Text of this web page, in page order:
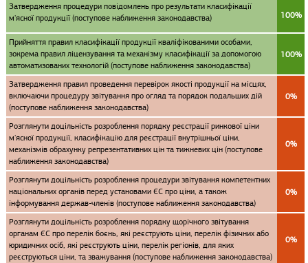
Затвердження процедури повідомлень про результати класифікації
м'ясної продукції (поступове наближення законодавства)
100%
Прийняття правил класифікації продукції кваліфікованими особами,
зокрема правил ліцензування та механізму класифікації за допомогою
автоматизованих технологій (поступове наближення законодавства)
100%
Затвердження правил проведення перевірок якості продукції на місцях,
включаючи процедуру звітування про огляд та порядок подальших дій
(поступове наближення законодавства)
0%
Розглянути доцільність розроблення порядку реєстрації ринкової ціни
м'ясної продукції, класифікацію для реєстрації внутрішньої ціни,
механізмів обрахунку репрезентативних цін та тижневих цін (поступове
наближення законодавства)
0%
Розглянути доцільність розроблення процедури звітування компетентних
національних органів перед установами ЄС про ціни, а також
інформування держав-членів (поступове наближення законодавства)
0%
Розглянути доцільність розроблення порядку щорічного звітування
органам ЄС про перелік боєнь, які реєструють ціни, перелік фізичних або
юридичних осіб, які реєструють ціни, перелік регіонів, для яких
реєструються ціни, та зважування (поступове наближення законодавства)
0%